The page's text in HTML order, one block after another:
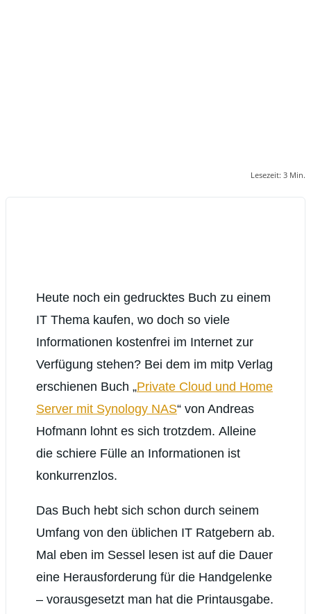
Lesezeit: 3 Min.
Heute noch ein gedrucktes Buch zu einem
IT Thema kaufen, wo doch so viele
Informationen kostenfrei im Internet zur
Verfügung stehen? Bei dem im mitp Verlag
erschienen Buch „Private Cloud und Home
Server mit Synology NAS“ von Andreas
Hofmann lohnt es sich trotzdem. Alleine
die schiere Fülle an Informationen ist
konkurrenzlos.
Das Buch hebt sich schon durch seinem
Umfang von den üblichen IT Ratgebern ab.
Mal eben im Sessel lesen ist auf die Dauer
eine Herausforderung für die Handgelenke
– vorausgesetzt man hat die Printausgabe.